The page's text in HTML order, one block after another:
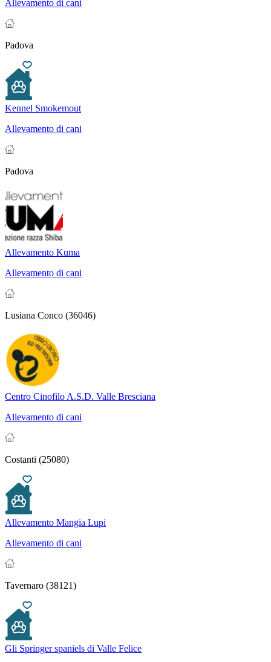
Allevamento di cani
Padova
Kennel Smokemout
Allevamento di cani
Padova
Allevamento Kuma
Allevamento di cani
Lusiana Conco (36046)
Centro Cinofilo A.S.D. Valle Bresciana
Allevamento di cani
Costanti (25080)
Allevamento Mangia Lupi
Allevamento di cani
Tavernaro (38121)
Gli Springer spaniels di Valle Felice